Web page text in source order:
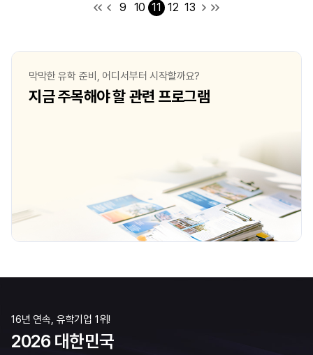
9 10 11 12 13
막막한 유학 준비, 어디서부터 시작할까요?
지금 주목해야 할 관련 프로그램
16년 연속, 유학기업 1위!
2026 대한민국